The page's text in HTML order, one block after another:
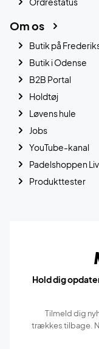
Om os
Butik på
Butik i Odense
B2B Portal
Holdtøj
Løvens hule
Jobs
YouTube-kanal
Padelshoppen
Produkttester
Hold dig
Tilmeld dig
trækkes tilbage.